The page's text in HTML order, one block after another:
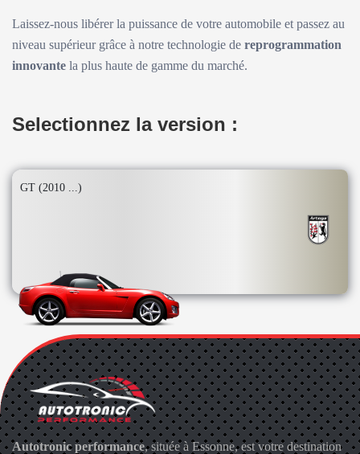
Laissez-nous libérer la puissance de votre automobile et passez au
niveau supérieur grâce à notre technologie de reprogrammation
innovante la plus haute de gamme du marché.
Selectionnez la version :
GT (2010 ...)
Autotronic performance, située à Essonne, est votre destination